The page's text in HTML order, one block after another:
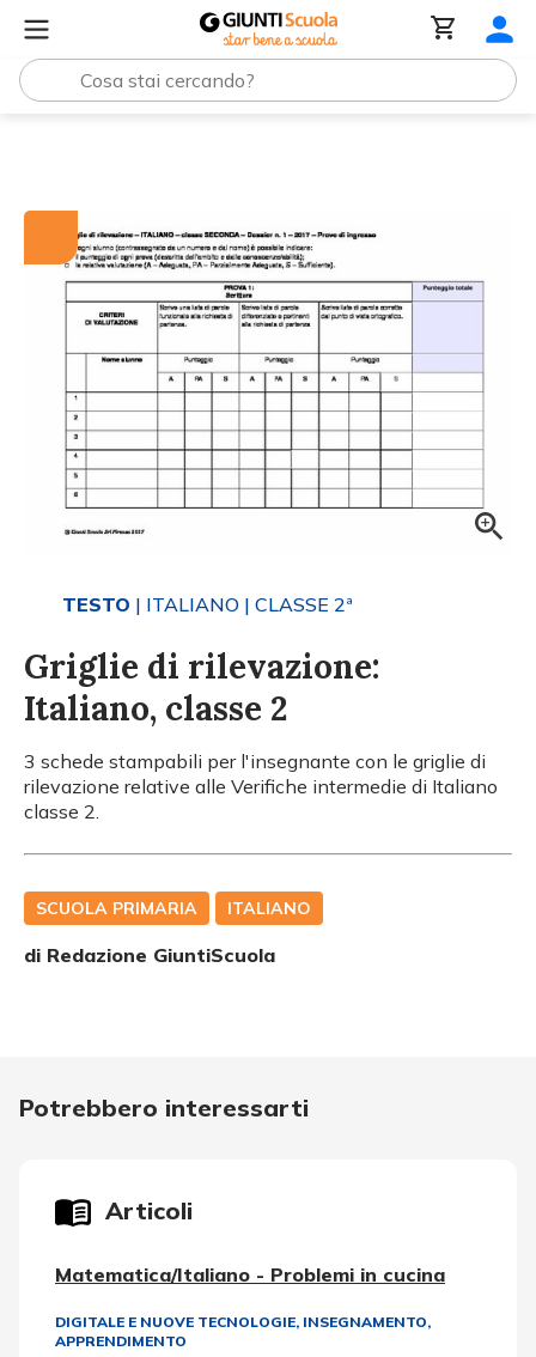
TESTO | ITALIANO | CLASSE 2ª
Griglie di rilevazione:
Italiano, classe 2
3 schede stampabili per l'insegnante con le griglie di
rilevazione relative alle Verifiche intermedie di Italiano
classe 2.
SCUOLA PRIMARIA ITALIANO
di Redazione GiuntiScuola
Potrebbero interessarti
Articoli
Matematica/Italiano - Problemi in cucina
DIGITALE E NUOVE TECNOLOGIE, INSEGNAMENTO,
APPRENDIMENTO